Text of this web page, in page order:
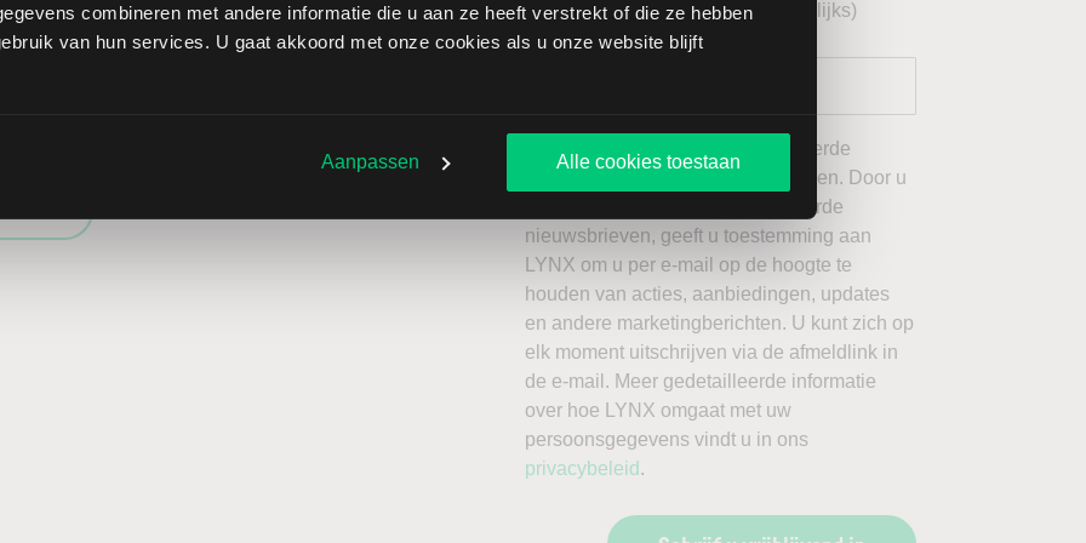
combineren met andere informatie die u aan ze heeft verstrekt of die ze hebben
van hun services. U gaat akkoord met onze cookies als u onze website blijft
Aanpassen Alle cookies toestaan
Laboratories brengt extra risico’s met zich mee: als
onbeperkt oplopen. Het is belangrijk om deze
en enkel te beleggen met kapitaal dat u kunt
Technische analyse BEL20 (wekelijks)
Ik wil graag de door mij geselecteerde
nieuwsbrieven van LYNX ontvangen. Door u
aan te melden voor de geselecteerde
nieuwsbrieven, geeft u toestemming aan
LYNX om u per e-mail op de hoogte te
houden van acties, aanbiedingen, updates
en andere marketingberichten. U kunt zich op
elk moment uitschrijven via de afmeldlink in
de e-mail. Meer gedetailleerde informatie
over hoe LYNX omgaat met uw
persoonsgegevens vindt u in ons
privacybeleid .